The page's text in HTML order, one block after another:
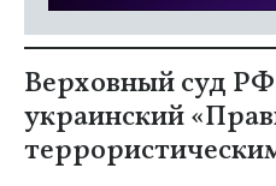
Верховный суд
украинский